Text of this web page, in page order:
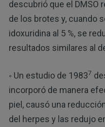
descubrió que el DMSO
de los brotes y, cuando
idoxuridina al 5 %, se
resultados similares al
◦ Un estudio de 19837
incorporó de manera
piel, causó una
del herpes y las redujo